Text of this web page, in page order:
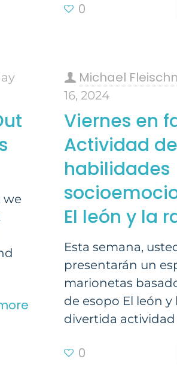
0
we
Michael
16, 2024
Viernes en
Actividad de
habilidades
El león y la
Esta semana,
presentarán un
marionetas
de esopo El león y
divertida actividad
0